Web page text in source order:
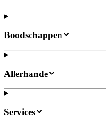
Boodschappen
Allerhande
Services